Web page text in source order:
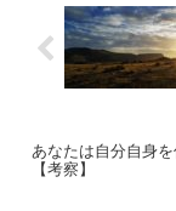
あなたは自分自身
【考察】